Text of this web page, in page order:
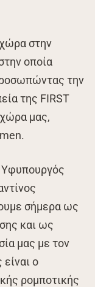
στην
οποία
την
της FIRST
μας,
Υφυπουργός
σήμερα ως
και ως
μας με τον
ο
ρομποτικής